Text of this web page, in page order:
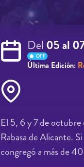
Del 05 al
OFF
Última Edición:
El 5, 6 y 7 de octubre
Rabasa de Alicante.
congregó a más de